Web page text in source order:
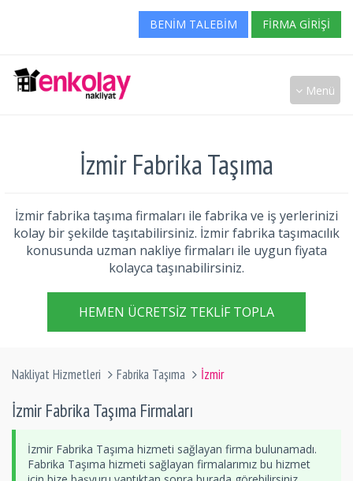
BENIM TALEBIM FIRMA GIRIŞI
Menü
İzmir Fabrika Taşıma
İzmir fabrika taşıma firmaları ile fabrika ve iş yerlerinizi
kolay bir şekilde taşıtabilirsiniz. İzmir fabrika taşımacılık
konusunda uzman nakliye firmaları ile uygun fiyata
kolayca taşınabilirsiniz.
HEMEN ÜCRETSIZ TEKLIF TOPLA
Nakliyat Hizmetleri Fabrika Taşıma İzmir
İzmir Fabrika Taşıma Firmaları
İzmir Fabrika Taşıma hizmeti sağlayan firma bulunamadı.
Fabrika Taşıma hizmeti sağlayan firmalarımız bu hizmet